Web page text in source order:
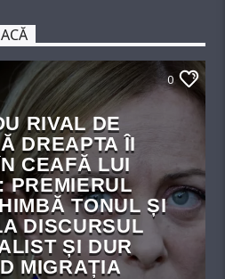
0
RIVAL DE
DREAPTA ÎI
CEAFĂ LUI
PREMIERUL
TONUL ȘI
DISCURSUL
ȘI DUR
MIGRAȚIA